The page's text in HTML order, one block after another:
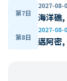
第7日
2027-08-
海洋礁
第8日
2027-08-
邁阿密,